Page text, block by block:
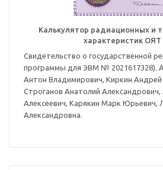
Калькулятор радиационных и
характеристик ОЯТ
Свидетельство о государственной
программы для ЭВМ № 2021617328).
Антон Владимирович, Киркин Андрей
Строганов Анатолий
Алексеевич, Карякин Марк Юрьевич,
Александровна.